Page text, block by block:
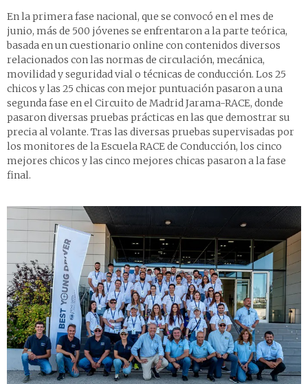
En la primera fase nacional, que se convocó en el mes de
junio, más de 500 jóvenes se enfrentaron a la parte teórica,
basada en un cuestionario online con contenidos diversos
relacionados con las normas de circulación, mecánica,
movilidad y seguridad vial o técnicas de conducción. Los 25
chicos y las 25 chicas con mejor puntuación pasaron a una
segunda fase en el Circuito de Madrid Jarama-RACE, donde
pasaron diversas pruebas prácticas en las que demostrar su
precia al volante. Tras las diversas pruebas supervisadas por
los monitores de la Escuela RACE de Conducción, los cinco
mejores chicos y las cinco mejores chicas pasaron a la fase
final.